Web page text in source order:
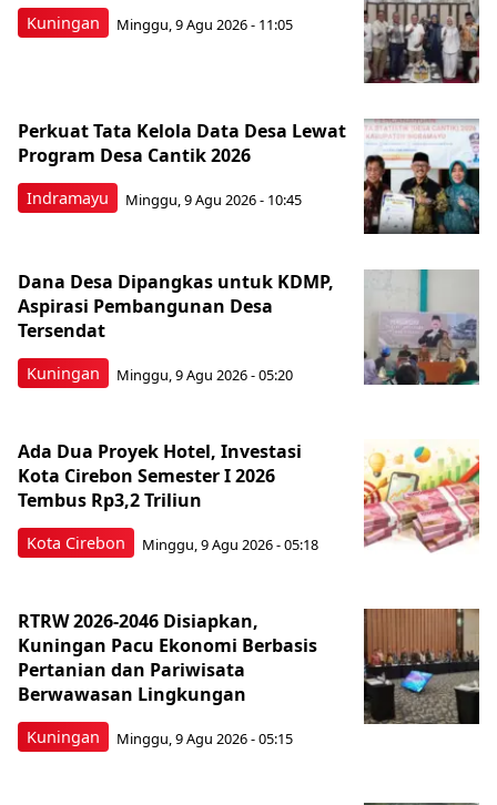
Kuningan Minggu, 9 Agu 2026 - 11:05
Indramayu
Perkuat Tata Kelola Data Desa Lewat
Program Desa Cantik 2026
Minggu, 9 Agu 2026 - 10:45
Kuningan
Dana Desa Dipangkas untuk KDMP,
Aspirasi Pembangunan Desa
Tersendat
Minggu, 9 Agu 2026 - 05:20
Kota Cirebon
Ada Dua Proyek Hotel, Investasi
Kota Cirebon Semester I 2026
Tembus Rp3,2 Triliun
Minggu, 9 Agu 2026 - 05:18
Kuningan
RTRW 2026-2046 Disiapkan,
Kuningan Pacu Ekonomi Berbasis
Pertanian dan Pariwisata
Berwawasan Lingkungan
Minggu, 9 Agu 2026 - 05:15